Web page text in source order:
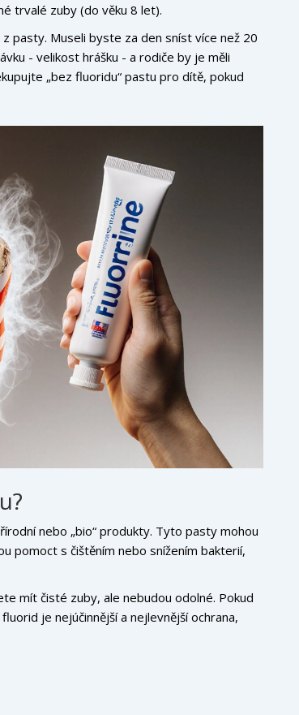
trvalé zuby (do věku 8 let).
pasty. Museli byste za den sníst více než 20
- velikost hrášku - a rodiče by je měli
„bez fluoridu“ pastu pro dítě, pokud
nebo „bio“ produkty. Tyto pasty mohou
pomoct s čištěním nebo snížením bakterií,
mít čisté zuby, ale nebudou odolné. Pokud
je nejúčinnější a nejlevnější ochrana,